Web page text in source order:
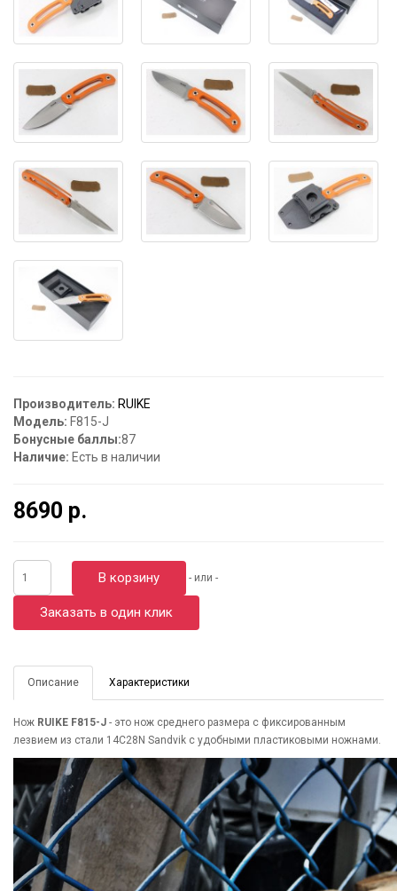
Производитель: RUIKE
Модель: F815-J
Бонусные баллы:87
Наличие: Есть в наличии
8690 р.
В корзину - или -
Заказать в один клик
Описание Характеристики
Нож RUIKE F815-J - это нож среднего размера с фиксированным
лезвием из стали 14C28N Sandvik с удобными пластиковыми ножнами.